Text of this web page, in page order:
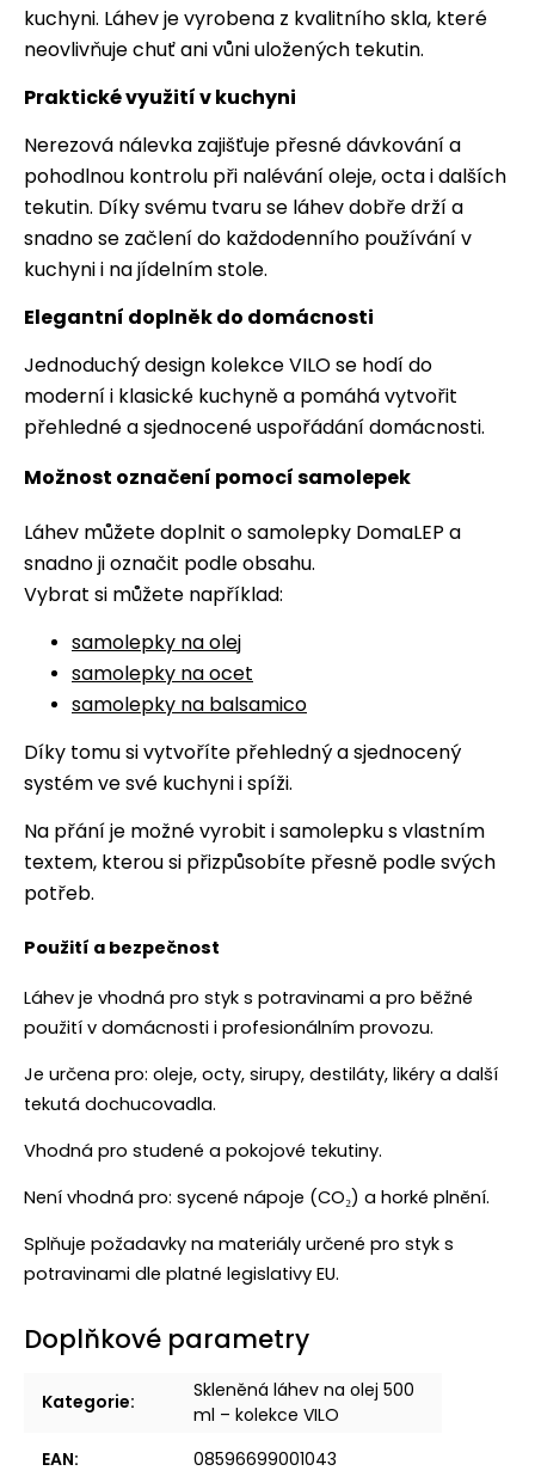
kuchyni. Láhev je vyrobena z kvalitního skla, které
neovlivňuje chuť ani vůni uložených tekutin.
Praktické využití v kuchyni
Nerezová nálevka zajišťuje přesné dávkování a
pohodlnou kontrolu při nalévání oleje, octa i dalších
tekutin. Díky svému tvaru se láhev dobře drží a
snadno se začlení do každodenního používání v
kuchyni i na jídelním stole.
Elegantní doplněk do domácnosti
Jednoduchý design kolekce VILO se hodí do
moderní i klasické kuchyně a pomáhá vytvořit
přehledné a sjednocené uspořádání domácnosti.
Možnost označení pomocí samolepek
Láhev můžete doplnit o samolepky DomaLEP a
snadno ji označit podle obsahu.
Vybrat si můžete například:
samolepky na olej
samolepky na ocet
samolepky na balsamico
Díky tomu si vytvoříte přehledný a sjednocený
systém ve své kuchyni i spíži.
Na přání je možné vyrobit i samolepku s vlastním
textem, kterou si přizpůsobíte přesně podle svých
potřeb.
Použití a bezpečnost
Láhev je vhodná pro styk s potravinami a pro běžné
použití v domácnosti i profesionálním provozu.
Je určena pro: oleje, octy, sirupy, destiláty, likéry a další
tekutá dochucovadla.
Vhodná pro studené a pokojové tekutiny.
Není vhodná pro: sycené nápoje (CO₂) a horké plnění.
Splňuje požadavky na materiály určené pro styk s
potravinami dle platné legislativy EU.
Doplňkové parametry
Kategorie:
Skleněná láhev na olej 500
ml – kolekce VILO
EAN: 08596699001043